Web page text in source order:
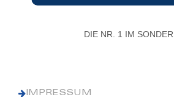
DIE NR. 1 IM
IMPRESSUM